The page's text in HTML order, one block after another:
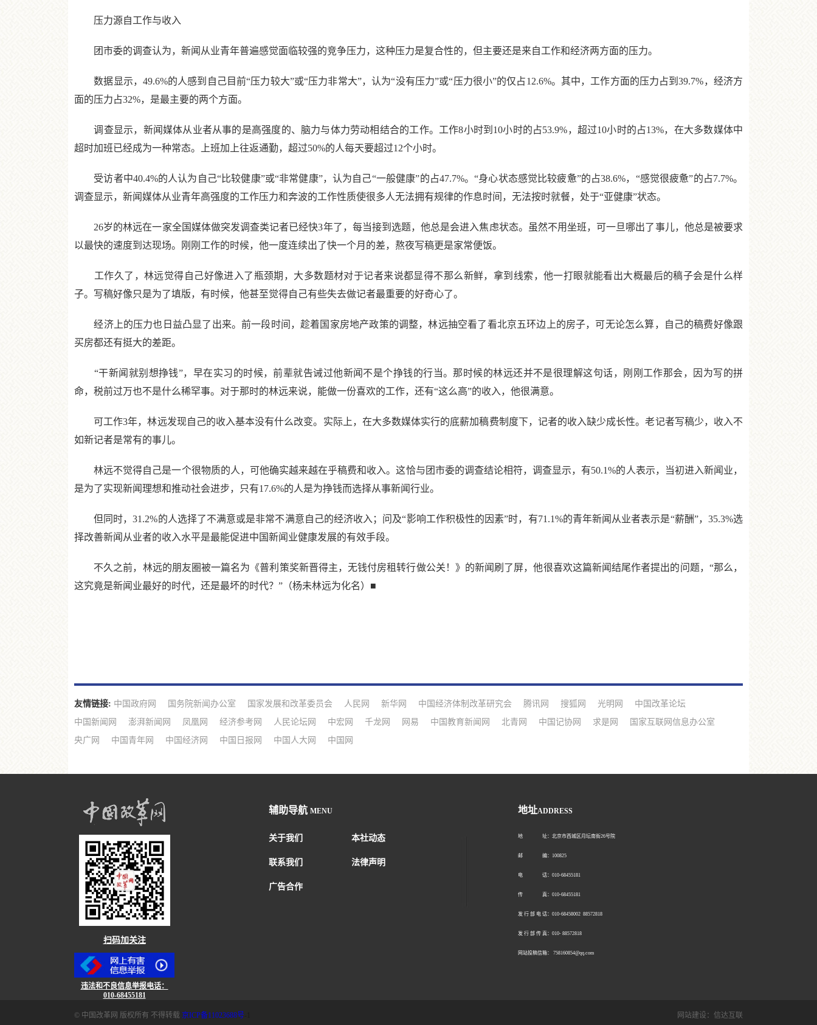
压力源自工作与收入
团市委的调查认为，新闻从业青年普遍感觉面临较强的竞争压力，这种压力是复合性的，但主要还是来自工作和经济两方面的压力。
数据显示，49.6%的人感到自己目前“压力较大”或“压力非常大”，认为“没有压力”或“压力很小”的仅占12.6%。其中，工作方面的压力占到39.7%，经济方
面的压力占32%，是最主要的两个方面。
调查显示，新闻媒体从业者从事的是高强度的、脑力与体力劳动相结合的工作。工作8小时到10小时的占53.9%，超过10小时的占13%，在大多数媒体中
超时加班已经成为一种常态。上班加上往返通勤，超过50%的人每天要超过12个小时。
受访者中40.4%的人认为自己“比较健康”或“非常健康”，认为自己“一般健康”的占47.7%。“身心状态感觉比较疲惫”的占38.6%，“感觉很疲惫”的占7.7%。
调查显示，新闻媒体从业青年高强度的工作压力和奔波的工作性质使很多人无法拥有规律的作息时间，无法按时就餐，处于“亚健康”状态。
26岁的林远在一家全国媒体做突发调查类记者已经快3年了，每当接到选题，他总是会进入焦虑状态。虽然不用坐班，可一旦哪出了事儿，他总是被要求
以最快的速度到达现场。刚刚工作的时候，他一度连续出了快一个月的差，熬夜写稿更是家常便饭。
工作久了，林远觉得自己好像进入了瓶颈期，大多数题材对于记者来说都显得不那么新鲜，拿到线索，他一打眼就能看出大概最后的稿子会是什么样
子。写稿好像只是为了填版，有时候，他甚至觉得自己有些失去做记者最重要的好奇心了。
经济上的压力也日益凸显了出来。前一段时间，趁着国家房地产政策的调整，林远抽空看了看北京五环边上的房子，可无论怎么算，自己的稿费好像跟
买房都还有挺大的差距。
“干新闻就别想挣钱”，早在实习的时候，前辈就告诫过他新闻不是个挣钱的行当。那时候的林远还并不是很理解这句话，刚刚工作那会，因为写的拼
命，税前过万也不是什么稀罕事。对于那时的林远来说，能做一份喜欢的工作，还有“这么高”的收入，他很满意。
可工作3年，林远发现自己的收入基本没有什么改变。实际上，在大多数媒体实行的底薪加稿费制度下，记者的收入缺少成长性。老记者写稿少，收入不
如新记者是常有的事儿。
林远不觉得自己是一个很物质的人，可他确实越来越在乎稿费和收入。这恰与团市委的调查结论相符，调查显示，有50.1%的人表示，当初进入新闻业，
是为了实现新闻理想和推动社会进步，只有17.6%的人是为挣钱而选择从事新闻行业。
但同时，31.2%的人选择了不满意或是非常不满意自己的经济收入；问及“影响工作积极性的因素”时，有71.1%的青年新闻从业者表示是“薪酬”，35.3%选
择改善新闻从业者的收入水平是最能促进中国新闻业健康发展的有效手段。
不久之前，林远的朋友圈被一篇名为《普利策奖新晋得主，无钱付房租转行做公关！》的新闻刷了屏，他很喜欢这篇新闻结尾作者提出的问题，“那么，
这究竟是新闻业最好的时代，还是最坏的时代？”（杨未林远为化名）■
友情链接: 中国政府网 国务院新闻办公室 国家发展和改革委员会 人民网 新华网 中国经济体制改革研究会 腾讯网 搜狐网 光明网
中国改革论坛
中国新闻网
澎湃新闻网 凤凰网 经济参考网 人民论坛网 中宏网 千龙网 网易 中国教育新闻网 北青网 中国记协网 求是网
国家互联网信息办公室
央广网
中国青年网 中国经济网 中国日报网 中国人大网 中国网
扫码加关注
违法和不良信息举报电话：
010-68455181
辅助导航 MENU
关于我们 本社动态
联系我们 法律声明
广告合作
地址ADDRESS
地 址：北京市西城区月坛南街26号院
邮 编：100825
电 话：010-68455181
传 真：010-68455181
发 行 部 电 话：010-68458002 88572818
发 行 部 传 真：010- 88572818
网站投稿信箱： 758160854@qq.com
网站建设： 信达互联
© 中国改革网 版权所有 不得转载 京ICP备11023688号